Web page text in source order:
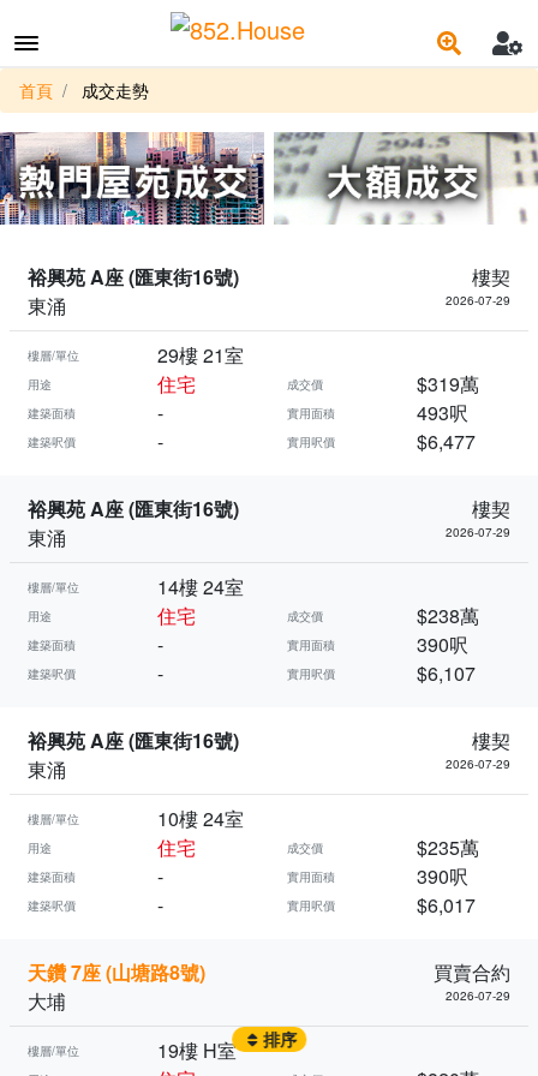
首頁 成交走勢
裕興苑 A座 (匯東街16號)
樓契
東涌
2026-07-29
樓層/單位 29樓 21室
用途 住宅 成交價 $319萬
建築面積 - 實用面積 493呎
建築呎價 - 實用呎價 $6,477
裕興苑 A座 (匯東街16號)
樓契
東涌
2026-07-29
樓層/單位 14樓 24室
用途 住宅 成交價 $238萬
建築面積 - 實用面積 390呎
建築呎價 - 實用呎價 $6,107
裕興苑 A座 (匯東街16號)
樓契
東涌
2026-07-29
樓層/單位 10樓 24室
用途 住宅 成交價 $235萬
建築面積 - 實用面積 390呎
建築呎價 - 實用呎價 $6,017
天鑽 7座 (山塘路8號)
買賣合約
大埔
2026-07-29
樓層/單位 19樓 H室 排序